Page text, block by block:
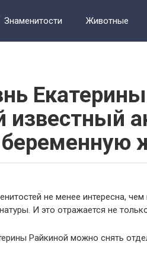
Знаменитости Животные
известный
беременную
не менее интересна,
И это отражается не
Райкиной можно снять